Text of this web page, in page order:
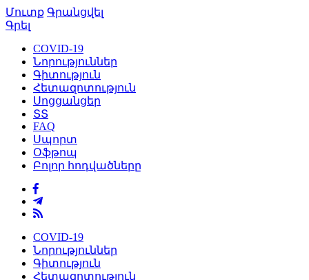
Մուտք Գրանցվել
Գրել
COVID-19
Նորություններ
Գիտություն
Հետազոտություն
Սոցցանցեր
ՏՏ
FAQ
Սպորտ
Օֆթոպ
Բոլոր հոդվածները
COVID-19
Նորություններ
Գիտություն
Հետազոտություն